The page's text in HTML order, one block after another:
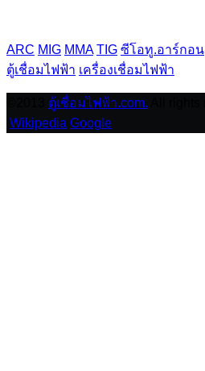
ARC MIG MMA TIG ซีโอทู.อาร์กอน
ตู้เชื่อมไฟฟ้า เครื่องเชื่อมไฟฟ้า
ตู้เชื่อมไฟฟ้า.com.
Wikipedia Google